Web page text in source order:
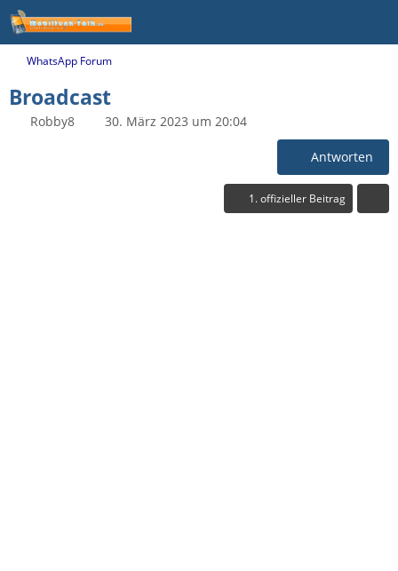
WhatsApp Forum
Broadcast
Robby8 30. März 2023 um 20:04
Antworten
1. offizieller Beitrag